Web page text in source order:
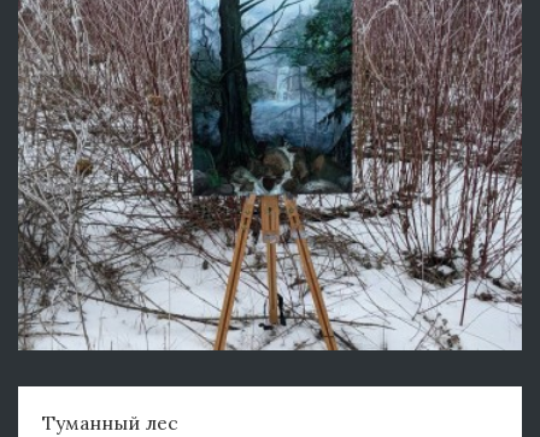
Туманный лес